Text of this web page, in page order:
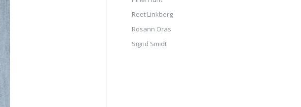
Reet Linkberg
Rosann Oras
Sigrid Smidt